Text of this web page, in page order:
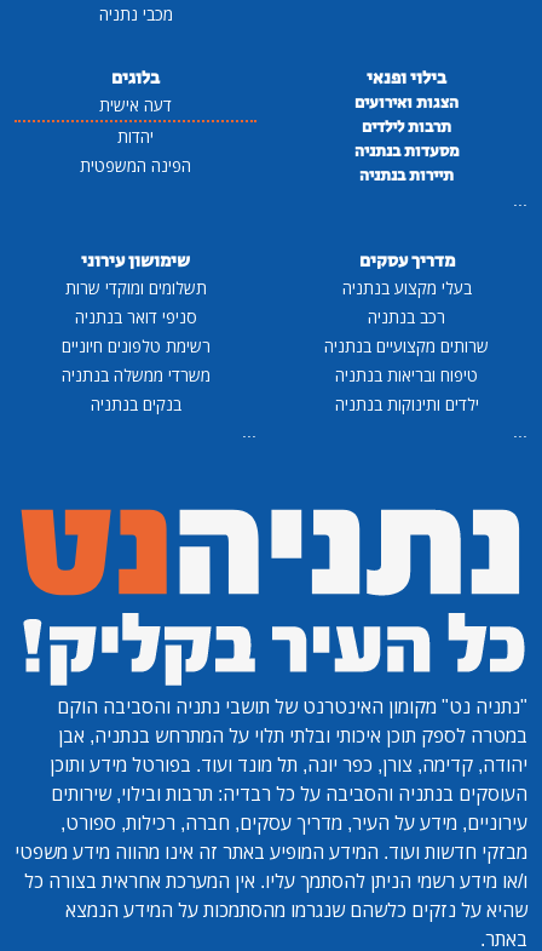
מכבי נתניה
בילוי ופנאי
הצגות ואירועים
תרבות לילדים
מסעדות בנתניה
תיירות בנתניה
...
בלוגים
דעה אישית
יהדות
הפינה המשפטית
מדריך עסקים
בעלי מקצוע בנתניה
רכב בנתניה
שרותים מקצועיים בנתניה
טיפוח ובריאות בנתניה
ילדים ותינוקות בנתניה
...
שימושון עירוני
תשלומים ומוקדי שרות
סניפי דואר בנתניה
רשימת טלפונים חיוניים
משרדי ממשלה בנתניה
בנקים בנתניה
...
"נתניה נט" מקומון האינטרנט של תושבי נתניה והסביבה הוקם
במטרה לספק תוכן איכותי ובלתי תלוי על המתרחש בנתניה, אבן
יהודה, קדימה, צורן, כפר יונה, תל מונד ועוד. בפורטל מידע ותוכן
העוסקים בנתניה והסביבה על כל רבדיה: תרבות ובילוי, שירותים
עירוניים, מידע על העיר, מדריך עסקים, חברה, רכילות, ספורט,
מבזקי חדשות ועוד. המידע המופיע באתר זה אינו מהווה מידע משפטי
ו/או מידע רשמי הניתן להסתמך עליו. אין המערכת אחראית בצורה כל
שהיא על נזקים כלשהם שנגרמו מהסתמכות על המידע הנמצא
באתר.